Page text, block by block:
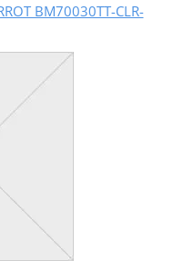
BM70030TT-CLR-